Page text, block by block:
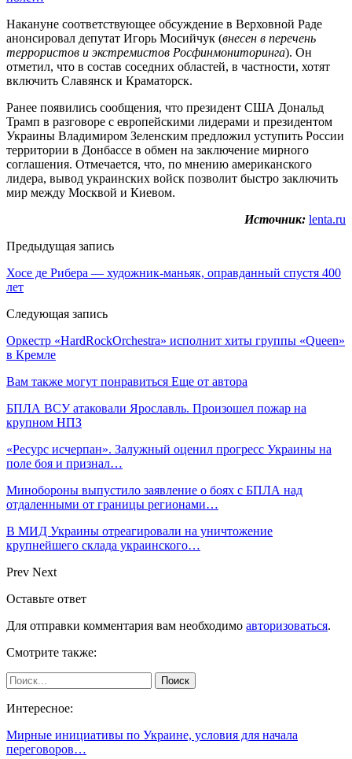
Накануне соответствующее обсуждение в Верховной Раде
анонсировал депутат Игорь Мосийчук (внесен в перечень
террористов и экстремистов Росфинмониторинга). Он
отметил, что в состав соседних областей, в частности, хотят
включить Славянск и Краматорск.
Ранее появились сообщения, что президент США Дональд
Трамп в разговоре с европейскими лидерами и президентом
Украины Владимиром Зеленским предложил уступить России
территории в Донбассе в обмен на заключение мирного
соглашения. Отмечается, что, по мнению американского
лидера, вывод украинских войск позволит быстро заключить
мир между Москвой и Киевом.
Источник: lenta.ru
Предыдущая запись
Хосе де Рибера — художник-маньяк, оправданный спустя 400
лет
Следующая запись
Оркестр «HardRockOrchestra» исполнит хиты группы «Queen»
в Кремле
Вам также могут понравиться Еще от автора
БПЛА ВСУ атаковали Ярославль. Произошел пожар на
крупном НПЗ
«Ресурс исчерпан». Залужный оценил прогресс Украины на
поле боя и признал…
Минобороны выпустило заявление о боях с БПЛА над
отдаленными от границы регионами…
В МИД Украины отреагировали на уничтожение
крупнейшего склада украинского…
Prev Next
Оставьте ответ
Для отправки комментария вам необходимо авторизоваться.
Смотрите также:
Интересное:
Мирные инициативы по Украине, условия для начала
переговоров…